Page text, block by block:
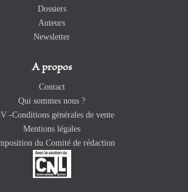
Dossiers
Auteurs
Newsletter
A propos
Contact
Qui sommes nous ?
-Conditions générales de vente
Mentions légales
du Comité de rédaction